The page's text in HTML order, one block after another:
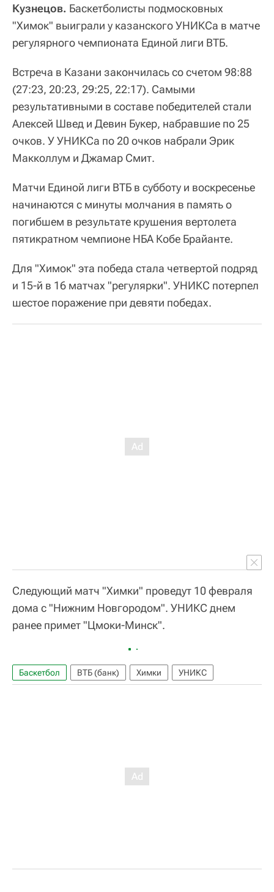
Кузнецов. Баскетболисты подмосковных
"Химок" выиграли у казанского УНИКСа в матче
регулярного чемпионата Единой лиги ВТБ.
Встреча в Казани закончилась со счетом 98:88
(27:23, 20:23, 29:25, 22:17). Самыми
результативными в составе победителей стали
Алексей Швед и Девин Букер, набравшие по 25
очков. У УНИКСа по 20 очков набрали Эрик
Макколлум и Джамар Смит.
Матчи Единой лиги ВТБ в субботу и воскресенье
начинаются с минуты молчания в память о
погибшем в результате крушения вертолета
пятикратном чемпионе НБА Кобе Брайанте.
Для "Химок" эта победа стала четвертой подряд
и 15-й в 16 матчах "регулярки". УНИКС потерпел
шестое поражение при девяти победах.
Следующий матч "Химки" проведут 10 февраля
дома с "Нижним Новгородом". УНИКС днем
ранее примет "Цмоки-Минск".
Баскетбол ВТБ (банк) Химки УНИКС